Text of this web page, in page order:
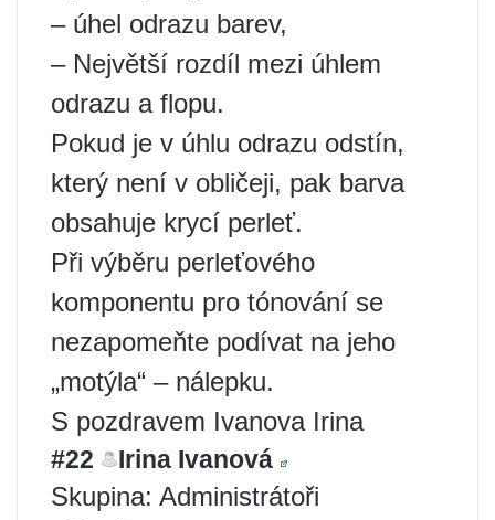
– úhel odrazu barev,
– Největší rozdíl mezi úhlem
odrazu a flopu.
Pokud je v úhlu odrazu odstín,
který není v obličeji, pak barva
obsahuje krycí perleť.
Při výběru perleťového
komponentu pro tónování se
nezapomeňte podívat na jeho
„motýla“ – nálepku.
S pozdravem Ivanova Irina
#22 Irina Ivanová
Skupina: Administrátoři